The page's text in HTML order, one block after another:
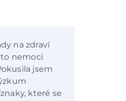
na zdraví
nemoci
jsem
které se